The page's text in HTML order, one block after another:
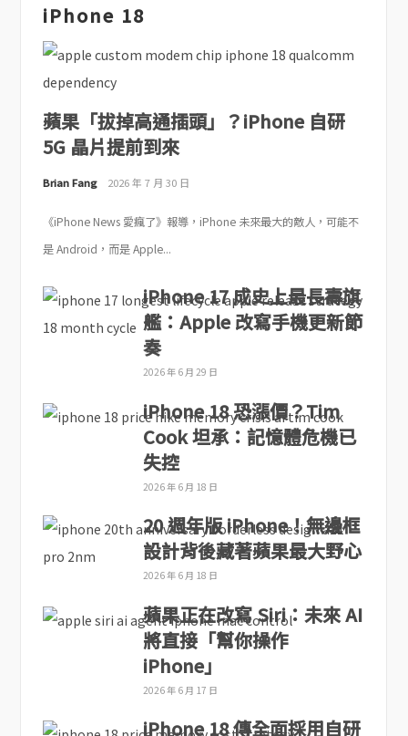
iPhone 18
蘋果「拔掉高通插頭」？iPhone 自研
5G 晶片提前到來
Brian Fang 2026 年 7 月 30 日
《iPhone News 愛瘋了》報導，iPhone 未來最大的敵人，可能不
是 Android，而是 Apple...
iPhone 17 成史上最長壽旗
艦：Apple 改寫手機更新節
奏
2026 年 6 月 29 日
iPhone 18 恐漲價？Tim
Cook 坦承：記憶體危機已
失控
2026 年 6 月 18 日
20 週年版 iPhone！無邊框
設計背後藏著蘋果最大野心
2026 年 6 月 18 日
蘋果正在改寫 Siri：未來 AI
將直接「幫你操作
iPhone」
2026 年 6 月 17 日
iPhone 18 傳全面採用自研